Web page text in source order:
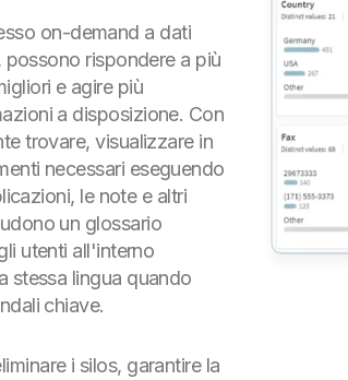
on-demand a dati
rispondere a più
e agire più
a disposizione. Con
trovare, visualizzare in
necessari eseguendo
le note e altri
un glossario
utenti all'interno
stessa lingua quando
chiave.
i silos, garantire la